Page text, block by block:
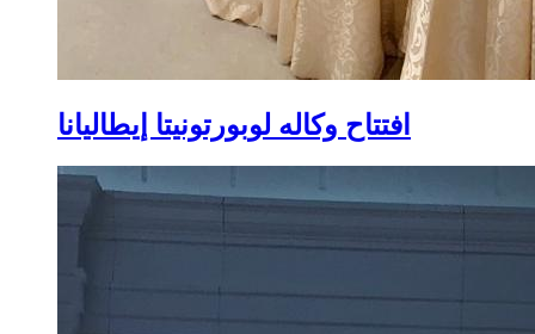
افتتاح وكاله لوبورتونيتا إيطاليانا